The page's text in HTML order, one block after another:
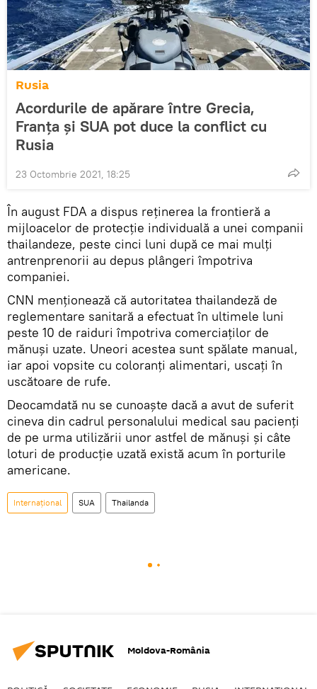
Rusia
Acordurile de apărare între Grecia,
Franța și SUA pot duce la conflict cu
Rusia
23 Octombrie 2021, 18:25
În august FDA a dispus reținerea la frontieră a
mijloacelor de protecție individuală a unei companii
thailandeze, peste cinci luni după ce mai mulți
antrenprenorii au depus plângeri împotriva
companiei.
CNN menționează că autoritatea thailandeză de
reglementare sanitară a efectuat în ultimele luni
peste 10 de raiduri împotriva comerciaților de
mănuși uzate. Uneori acestea sunt spălate manual,
iar apoi vopsite cu coloranți alimentari, uscați în
uscătoare de rufe.
Deocamdată nu se cunoaște dacă a avut de suferit
cineva din cadrul personalului medical sau pacienți
de pe urma utilizării unor astfel de mănuși și câte
loturi de producție uzată există acum în porturile
americane.
Internaţional SUA Thailanda
Moldova-România